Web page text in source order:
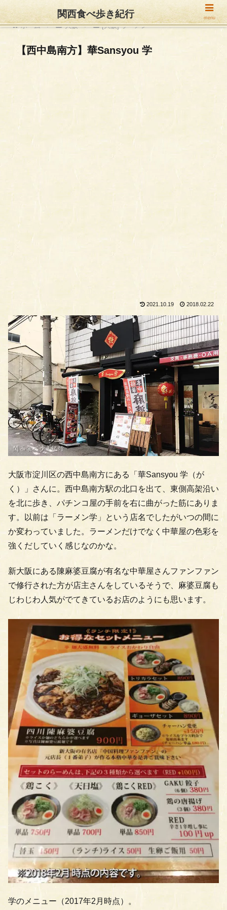
ホーム 大阪 [大阪] ラーメン
【西中島南方】華Sansyou 学
2021.10.19 2018.02.22
大阪市淀川区の西中島南方にある「華Sansyou 学（が
く）」さんに。西中島南方駅の北口を出て、東側高架沿い
を北に歩き、パチンコ屋の手前を右に曲がった筋にありま
す。以前は「ラーメン学」という店名でしたがいつの間に
か変わっていました。ラーメンだけでなく中華屋の色彩を
強くだしていく感じなのかな。
新大阪にある陳麻婆豆腐が有名な中華屋さんファンファン
で修行された方が店主さんをしているそうで、麻婆豆腐も
じわじわ人気がでてきているお店のようにも思います。
学のメニュー（2017年2月時点）。
関西食べ歩き紀行 menu